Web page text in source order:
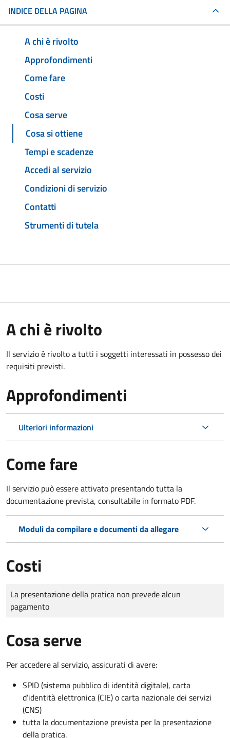
INDICE DELLA PAGINA
A chi è rivolto
Approfondimenti
Come fare
Costi
Cosa serve
Cosa si ottiene
Tempi e scadenze
Accedi al servizio
Condizioni di servizio
Contatti
Strumenti di tutela
A chi è rivolto
Il servizio è rivolto a tutti i soggetti interessati in possesso dei
requisiti previsti.
Approfondimenti
Ulteriori informazioni
Come fare
Il servizio può essere attivato presentando tutta la
documentazione prevista, consultabile in formato PDF.
Moduli da compilare e documenti da allegare
Costi
Tipo di pagamento
Importo
La presentazione della pratica non prevede alcun
pagamento
Cosa serve
Per accedere al servizio, assicurati di avere:
SPID (sistema pubblico di identità digitale), carta
d’identità elettronica (CIE) o carta nazionale dei servizi
(CNS)
tutta la documentazione prevista per la presentazione
della pratica.